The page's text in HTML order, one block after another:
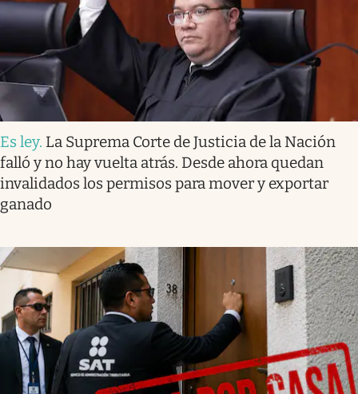
Es ley. La Suprema Corte de Justicia de la Nación
falló y no hay vuelta atrás. Desde ahora quedan
invalidados los permisos para mover y exportar
ganado